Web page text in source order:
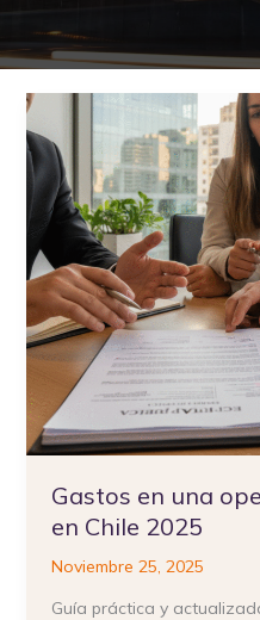
Gastos en una
en Chile 2025
Noviembre 25, 2025
Guía práctica y
Gastos
una
operación
inmobiliaria
Chile
2025